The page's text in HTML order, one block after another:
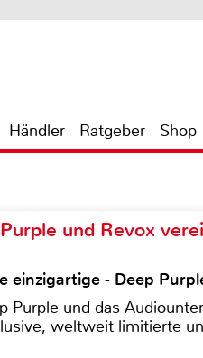
Händler Ratgeber Shop
und Revox
einzigartige - Deep
Purple und das
weltweit limitierte